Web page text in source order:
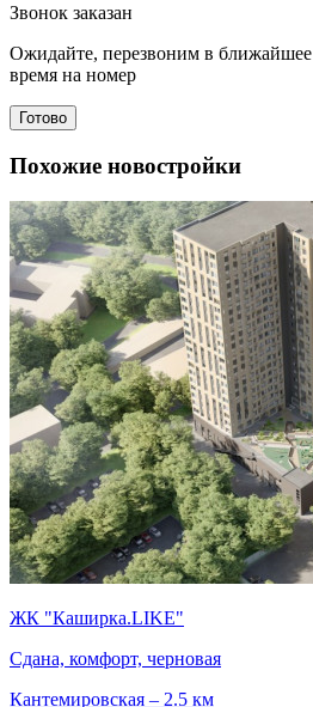
Звонок заказан
Ожидайте, перезвоним в ближайшее
время на номер
Готово
Похожие новостройки
ЖК "Каширка.LIKE"
Сдана, комфорт, черновая
Кантемировская – 2.5 км